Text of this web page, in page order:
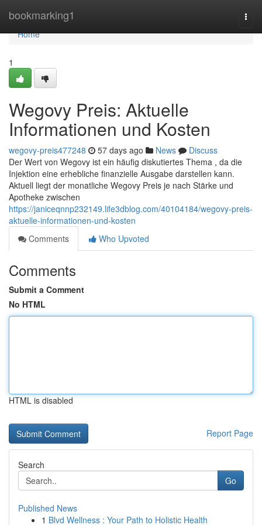
bookmarking1
Home
Home
1
Wegovy Preis: Aktuelle
Informationen und Kosten
wegovy-preis477248 57 days ago News
Discuss
Der Wert von Wegovy ist ein häufig diskutiertes Thema , da die
Injektion eine erhebliche finanzielle Ausgabe darstellen kann.
Aktuell liegt der monatliche Wegovy Preis je nach Stärke und
Apotheke zwischen
https://janiceqnnp232149.life3dblog.com/40104184/wegovy-preis-
aktuelle-informationen-und-kosten
Comments
Who Upvoted
Comments
Submit a Comment
No HTML
HTML is disabled
Report Page
Search
Go
Published News
1 Blvd Wellness : Your Path to Holistic Health